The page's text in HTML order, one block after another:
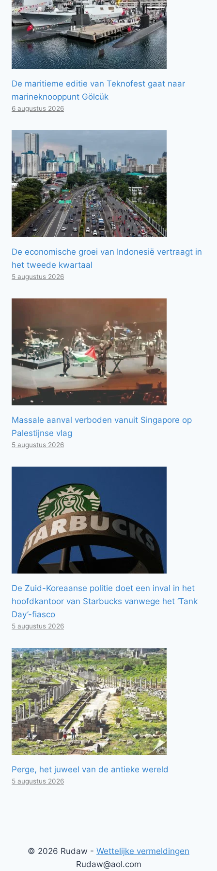
De maritieme editie van Teknofest gaat naar
marineknooppunt Gölcük
6 augustus 2026
De economische groei van Indonesië vertraagt ​​in
het tweede kwartaal
5 augustus 2026
Massale aanval verboden vanuit Singapore op
Palestijnse vlag
5 augustus 2026
De Zuid-Koreaanse politie doet een inval in het
hoofdkantoor van Starbucks vanwege het ‘Tank
Day’-fiasco
5 augustus 2026
Perge, het juweel van de antieke wereld
5 augustus 2026
© 2026 Rudaw - Wettelijke vermeldingen
Rudaw@aol.com